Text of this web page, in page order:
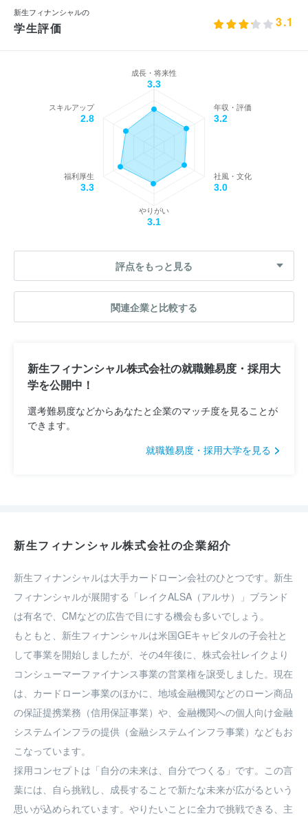
新生フィナンシャルの
学生評価 3.1
成長・将来性
3.3
年収・評価
3.2
社風・文化
3.0
やりがい
3.1
福利厚生
3.3
スキルアップ
2.8
評点をもっと見る
関連企業と比較する
新生フィナンシャル株式会社の就職難易度・採用大
学を公開中！
選考難易度などからあなたと企業のマッチ度を見ることが
できます。
就職難易度・採用大学を見る
新生フィナンシャル株式会社の企業紹介
新生フィナンシャルは大手カードローン会社のひとつです。新生
フィナンシャルが展開する「レイクALSA（アルサ）」ブランド
は有名で、CMなどの広告で目にする機会も多いでしょう。
もともと、新生フィナンシャルは米国GEキャピタルの子会社と
して事業を開始しましたが、その4年後に、株式会社レイクより
コンシューマーファイナンス事業の営業権を譲受しました。現在
は、カードローン事業のほかに、地域金融機関などのローン商品
の保証提携業務（信用保証事業）や、金融機関への個人向け金融
システムインフラの提供（金融システムインフラ事業）などもお
こなっています。
採用コンセプトは「自分の未来は、自分でつくる」です。この言
葉には、自ら挑戦し、成長することで新たな未来が広がるという
思いが込められています。やりたいことに全力で挑戦できる、主